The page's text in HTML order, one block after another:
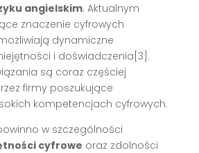
angielskim. Aktualnym
znaczenie cyfrowych
dynamiczne
i doświadczenia[3].
są coraz częściej
firmy poszukujące
kompetencjach cyfrowych.
w szczególności
cyfrowe oraz zdolności